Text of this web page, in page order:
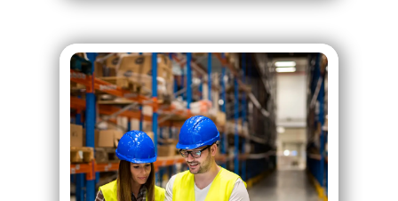
¿Qué empresas
pueden
registrarse en
Panamá
Cumplimiento –
Internacionales
Fusiones Y
Fideicomisos
Fiscal
Judicial